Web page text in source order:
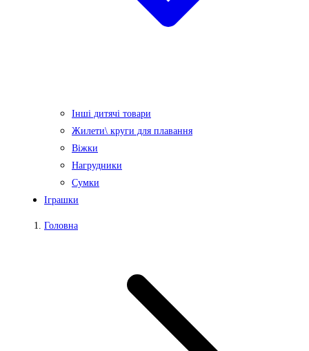
Інші дитячі товари
Жилети\ круги для плавання
Віжки
Нагрудники
Сумки
Іграшки
Головна